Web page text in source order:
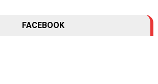
FACEBOOK